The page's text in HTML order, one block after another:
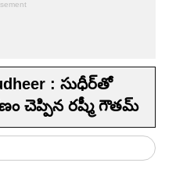
: సుధీర్‌తో
చెప్పిన ర‌ష్మీ గౌత‌మ్